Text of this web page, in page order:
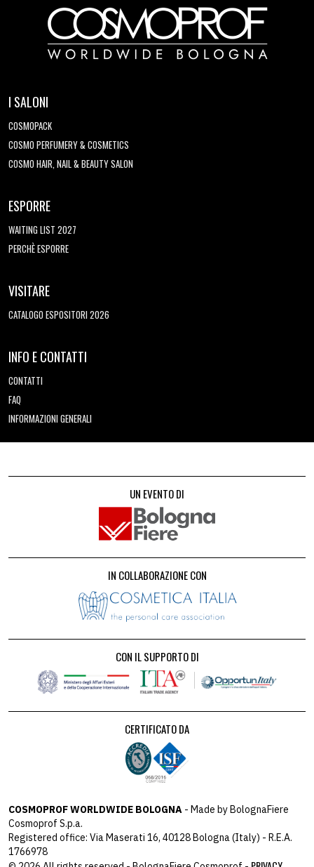
I SALONI
COSMOPACK
COSMO PERFUMERY & COSMETICS
COSMO HAIR, NAIL & BEAUTY SALON
ESPORRE
WAITING LIST 2027
PERCHÈ ESPORRE
VISITARE
CATALOGO ESPOSITORI 2026
INFO E CONTATTI
CONTATTI
FAQ
INFORMAZIONI GENERALI
UN EVENTO DI
IN COLLABORAZIONE CON
CON IL SUPPORTO DI
CERTIFICATO DA
COSMOPROF WORLDWIDE BOLOGNA - Made by BolognaFiere
Cosmoprof S.p.a.
Registered office: Via Maserati 16, 40128 Bologna (Italy) - R.E.A.
1766978